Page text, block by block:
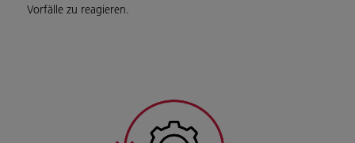
Vorfälle zu reagieren.